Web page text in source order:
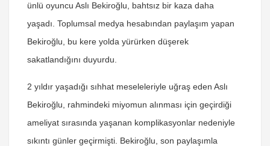
ünlü oyuncu Aslı Bekiroğlu, bahtsız bir kaza daha
yaşadı. Toplumsal medya hesabından paylaşım yapan
Bekiroğlu, bu kere yolda yürürken düşerek
sakatlandığını duyurdu.
2 yıldır yaşadığı sıhhat meseleleriyle uğraş eden Aslı
Bekiroğlu, rahmindeki miyomun alınması için geçirdiği
ameliyat sırasında yaşanan komplikasyonlar nedeniyle
sıkıntı günler geçirmişti. Bekiroğlu , son paylaşımla